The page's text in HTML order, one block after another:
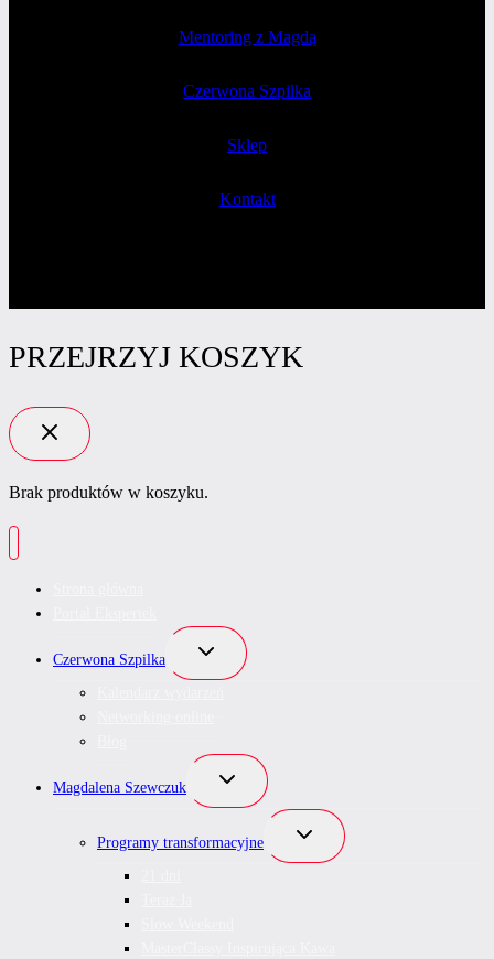
Mentoring z Magdą
Czerwona Szpilka
Sklep
Kontakt
PRZEJRZYJ KOSZYK
Brak produktów w koszyku.
Czerwona Szpilka
Przełącz
podrzędne
Magdalena Szewczuk
Przełącz
podrzędne
Programy transformacyjne
Przełącz
podrzędne